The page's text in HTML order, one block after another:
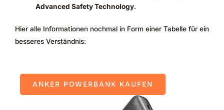
Advanced Safety Technology.
Hier alle Informationen nochmal in Form einer Tabelle für ein
besseres Verständnis:
ANKER POWERBANK KAUFEN